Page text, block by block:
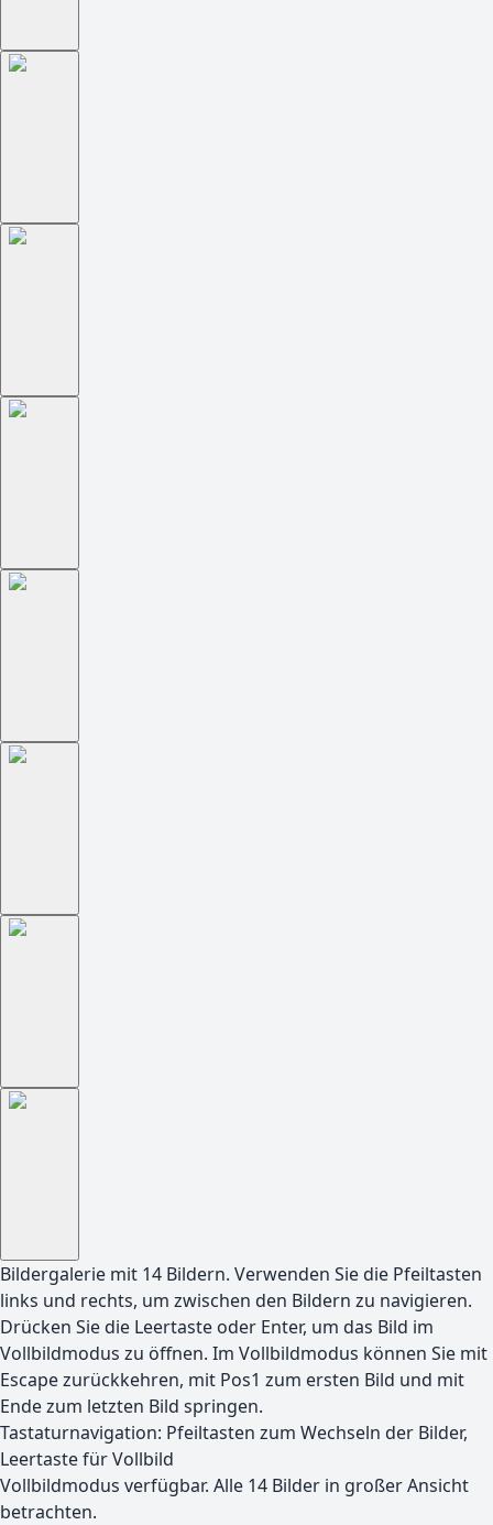
Bildergalerie mit 14 Bildern. Verwenden Sie die Pfeiltasten
links und rechts, um zwischen den Bildern zu navigieren.
Drücken Sie die Leertaste oder Enter, um das Bild im
Vollbildmodus zu öffnen. Im Vollbildmodus können Sie mit
Escape zurückkehren, mit Pos1 zum ersten Bild und mit
Ende zum letzten Bild springen.
Tastaturnavigation: Pfeiltasten zum Wechseln der Bilder,
Leertaste für Vollbild
Vollbildmodus verfügbar. Alle 14 Bilder in großer Ansicht
betrachten.